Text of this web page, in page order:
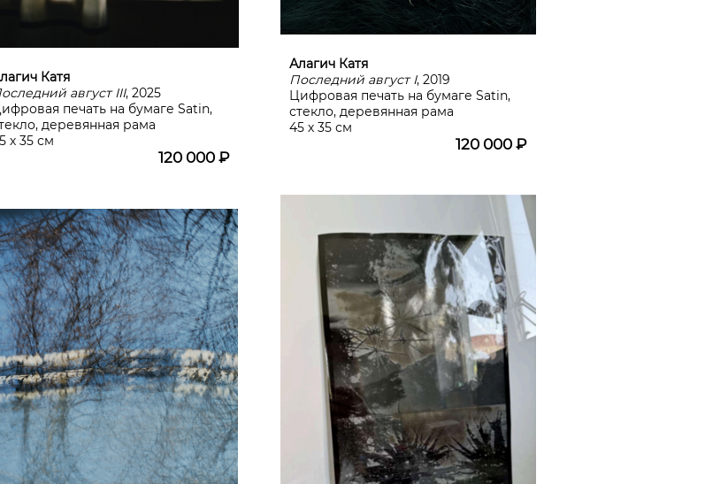
Катя
август III, 2025
печать на бумаге Satin,
деревянная рама
х 35 см
120 000 ₽
Алагич Катя
Последний август I, 2019
Цифровая печать на бумаге Satin,
стекло, деревянная рама
45 х 35 см
120 000 ₽